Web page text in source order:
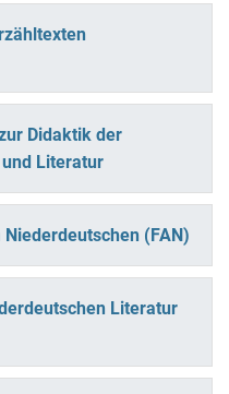
Didaktik der
Literatur
(FAN)
Literatur